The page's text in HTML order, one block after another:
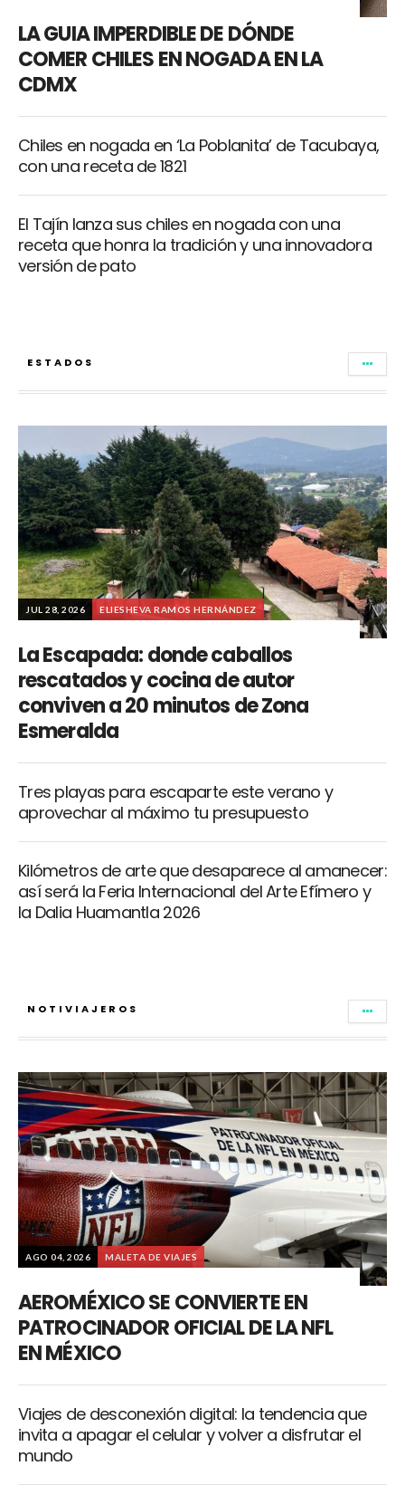
LA GUIA IMPERDIBLE DE DÓNDE
COMER CHILES EN NOGADA EN LA
CDMX
Chiles en nogada en ‘La Poblanita’ de Tacubaya,
con una receta de 1821
El Tajín lanza sus chiles en nogada con una
receta que honra la tradición y una innovadora
versión de pato
ESTADOS
JUL 28, 2026 ELIESHEVA RAMOS HERNÁNDEZ
La Escapada: donde caballos
rescatados y cocina de autor
conviven a 20 minutos de Zona
Esmeralda
Tres playas para escaparte este verano y
aprovechar al máximo tu presupuesto
Kilómetros de arte que desaparece al amanecer:
así será la Feria Internacional del Arte Efímero y
la Dalia Huamantla 2026
NOTIVIAJEROS
AGO 04, 2026 MALETA DE VIAJES
AEROMÉXICO SE CONVIERTE EN
PATROCINADOR OFICIAL DE LA NFL
EN MÉXICO
Viajes de desconexión digital: la tendencia que
invita a apagar el celular y volver a disfrutar el
mundo